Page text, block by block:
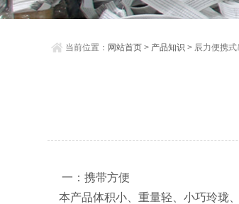
当前位置： 网站首页 > 产品知识 > 辰力便携
一：携带方便
本产品体积小、重量轻、小巧玲珑